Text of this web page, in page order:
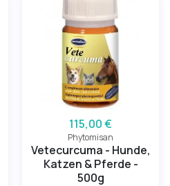
115,00 €
Phytomisan
Vetecurcuma - Hunde,
Katzen & Pferde -
500g